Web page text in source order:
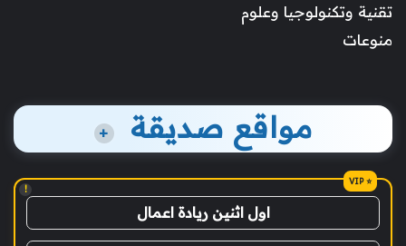
تقنية وتكنولوجيا وعلوم
منوعات
مواقع صديقة +
!
اول اثنين ريادة اعمال